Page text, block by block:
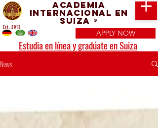
Academia
Internacional en
Suiza ®
APPLY NOW
Estudia en línea y gradúate en Suiza
Est. 2013
News